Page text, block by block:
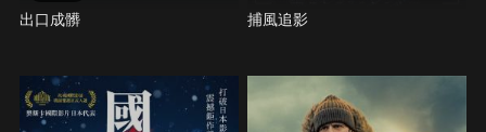
出口成髒
捕風追影